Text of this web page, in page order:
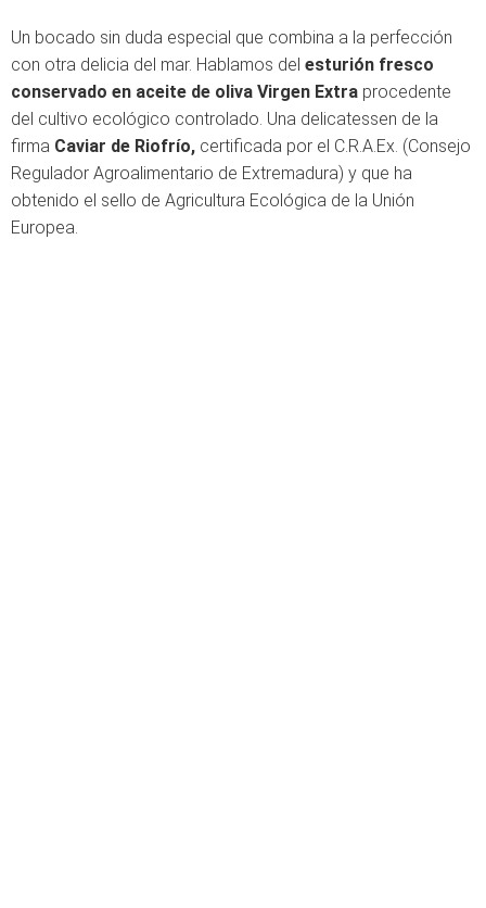
Un bocado sin duda especial que combina a la perfección
con otra delicia del mar. Hablamos del esturión fresco
conservado en aceite de oliva Virgen Extra procedente
del cultivo ecológico controlado. Una delicatessen de la
firma Caviar de Riofrío, certificada por el C.R.A.Ex. (Consejo
Regulador Agroalimentario de Extremadura) y que ha
obtenido el sello de Agricultura Ecológica de la Unión
Europea.